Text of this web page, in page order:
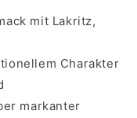
mit Lakritz,
Charakter
markanter